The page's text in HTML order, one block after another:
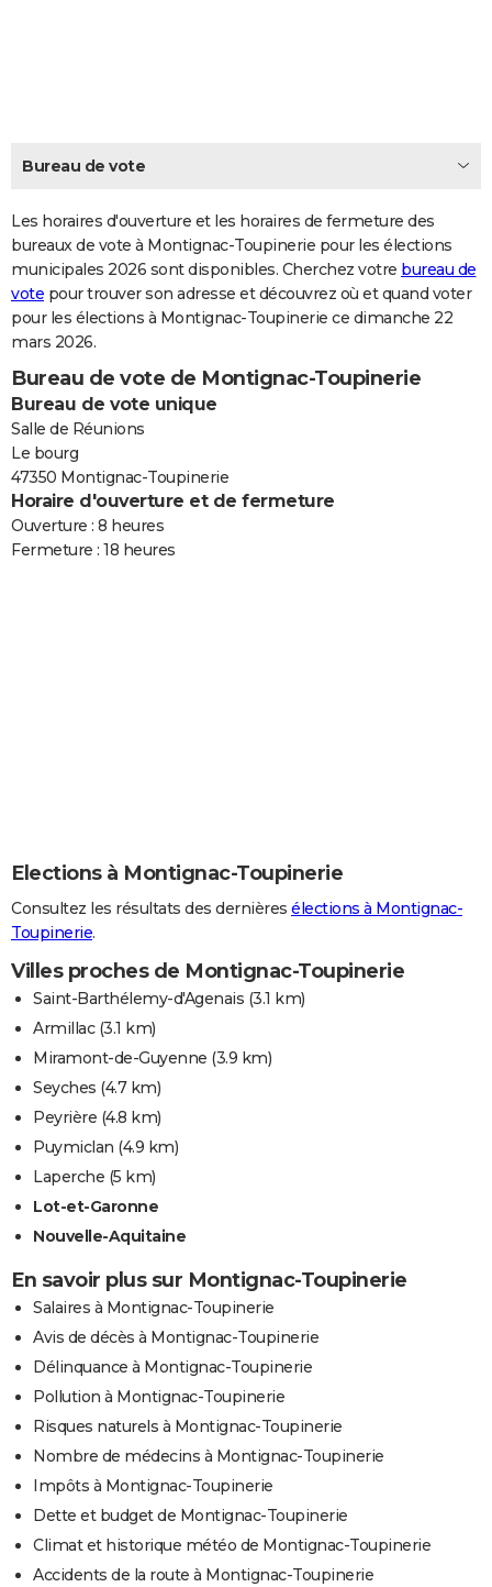
CARTE DE VOEUX
Dictionnaire
Biographies
Citations
Expressions
Proverbes
PROGRAMME TV
COPAINS D'AVANT
S'inscrire
Se connecter
Lycées
Collèges
Primaires
Universités
Entreprises
Service militaire
Avis de recherche
AVIS DE DÉCÈS
FORUM
Bricolage
Lifestyle
Culture
Sport
Auto
Television
Voyage
Cinema
Bureau de vote
Les horaires d'ouverture et les horaires de fermeture des
bureaux de vote à Montignac-Toupinerie pour les élections
municipales 2026 sont disponibles. Cherchez votre bureau de
vote pour trouver son adresse et découvrez où et quand voter
pour les élections à Montignac-Toupinerie ce dimanche 22
mars 2026.
Bureau de vote de Montignac-Toupinerie
Bureau de vote unique
Salle de Réunions
Le bourg
47350 Montignac-Toupinerie
Horaire d'ouverture et de fermeture
Ouverture : 8 heures
Fermeture : 18 heures
Elections à Montignac-Toupinerie
Consultez les résultats des dernières élections à Montignac-
Toupinerie.
Villes proches de Montignac-Toupinerie
Saint-Barthélemy-d'Agenais (3.1 km)
Armillac(3.1 km)
Miramont-de-Guyenne (3.9 km)
Seyches (4.7 km)
Peyrière (4.8 km)
Puymiclan (4.9 km)
Laperche (5 km)
Lot-et-Garonne
Nouvelle-Aquitaine
En savoir plus sur Montignac-Toupinerie
Salaires à Montignac-Toupinerie
Avis de décès à Montignac-Toupinerie
Délinquance à Montignac-Toupinerie
Pollution à Montignac-Toupinerie
Risques naturels à Montignac-Toupinerie
Nombre de médecins à Montignac-Toupinerie
Impôts à Montignac-Toupinerie
Dette et budget de Montignac-Toupinerie
Climat et historique météo de Montignac-Toupinerie
Accidents de la route à Montignac-Toupinerie